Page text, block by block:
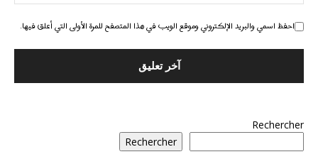
احفظ اسمي والبريد الإلكتروني وموقع الويب في هذا المتصفح للمرة الأولى التي أعلق فيها.
Rechercher
Rechercher